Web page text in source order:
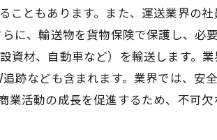
こともあります。また、運送業界の
に、輸送物を貨物保険で保護し、必
資材、自動車など）を輸送します。
跡なども含まれます。業界では、安
活動の成長を促進するため、不可欠